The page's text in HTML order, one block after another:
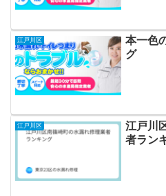
江戸川区
本一色
グ
江戸川区
江戸川
者ラン